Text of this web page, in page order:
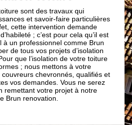
En faisant appel à notre entreprise de
renovation ; vos projets d’isolation
main. Peu importe vos demandes en
isoler vos combles, isoler votre toiture,
isoler vos plafonds ; nos artisans
accompagneront et trouveront la
que votre projet soit un succès. Et peu
d’isolation que vous désirez ; sachez
de couverture Brun renovation a les
pour le concevoir. De ce fait, pour
savoir-faire et compétences de nos
66820 ; n’hésitez pas à contacter notre
couverture Brun renovation.